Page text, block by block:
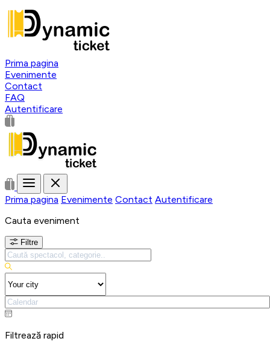
Prima pagina
Evenimente
Contact
FAQ
Autentificare
Prima pagina Evenimente Contact Autentificare
Cauta eveniment
Filtre
Filtrează rapid